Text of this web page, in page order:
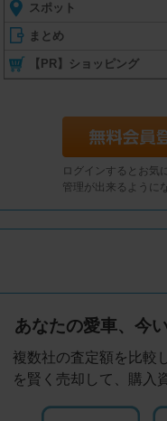
スポット
まとめ
【PR】ショッピング
ログインするとお気
管理が出来るように
あなたの愛車、今
複数社の査定額を比較
を賢く売却して、購入